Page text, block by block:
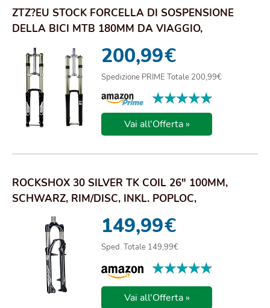
ZTZ?EU STOCK FORCELLA DI SOSPENSIONE
DELLA BICI MTB 180MM DA VIAGGIO,
BICICLETTA IN LEG...200,99€
Spedizione PRIME Totale 200,99€
★★★★★
★★★★★
Vai all'Offerta »
ROCKSHOX 30 SILVER TK COIL 26" 100MM,
SCHWARZ, RIM/DISC, INKL. POPLOC,
00.4019.641.001,... 149,99€
Sped. Totale 149,99€
★★★★★
★★★★★
Vai all'Offerta »